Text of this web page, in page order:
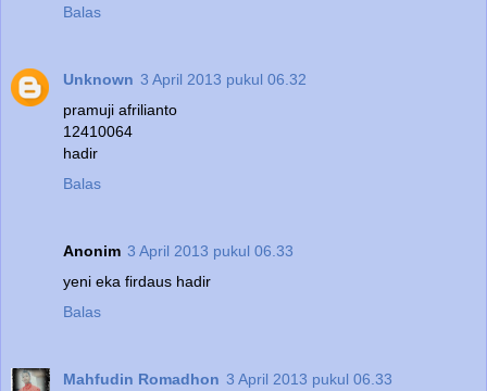
Balas
Unknown 3 April 2013 pukul 06.32
pramuji afrilianto
12410064
hadir
Balas
Anonim 3 April 2013 pukul 06.33
yeni eka firdaus hadir
Balas
Mahfudin Romadhon 3 April 2013 pukul 06.33